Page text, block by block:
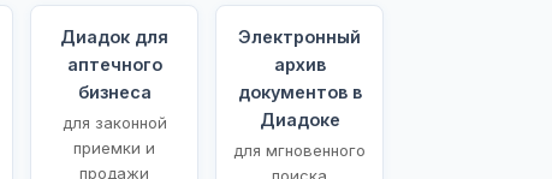
Диадок для
аптечного
бизнеса
для законной
приемки и
продажи
Электронный
архив
документов в
Диадоке
для мгновенного